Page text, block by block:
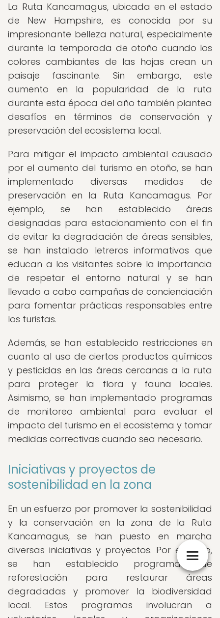
La Ruta Kancamagus, ubicada en el estado
de New Hampshire, es conocida por su
impresionante belleza natural, especialmente
durante la temporada de otoño cuando los
colores cambiantes de las hojas crean un
paisaje fascinante. Sin embargo, este
aumento en la popularidad de la ruta
durante esta época del año también plantea
desafíos en términos de conservación y
preservación del ecosistema local.
Para mitigar el impacto ambiental causado
por el aumento del turismo en otoño, se han
implementado diversas medidas de
preservación en la Ruta Kancamagus. Por
ejemplo, se han establecido áreas
designadas para estacionamiento con el fin
de evitar la degradación de áreas sensibles,
se han instalado letreros informativos que
educan a los visitantes sobre la importancia
de respetar el entorno natural y se han
llevado a cabo campañas de concienciación
para fomentar prácticas responsables entre
los turistas.
Además, se han establecido restricciones en
cuanto al uso de ciertos productos químicos
y pesticidas en las áreas cercanas a la ruta
para proteger la flora y fauna locales.
Asimismo, se han implementado programas
de monitoreo ambiental para evaluar el
impacto del turismo en el ecosistema y tomar
medidas correctivas cuando sea necesario.
Iniciativas y proyectos de
sostenibilidad en la zona
En un esfuerzo por promover la sostenibilidad
y la conservación en la zona de la Ruta
Kancamagus, se han puesto en marcha
diversas iniciativas y proyectos. Por ejemplo,
se han establecido programas de
reforestación para restaurar áreas
degradadas y promover la biodiversidad
local. Estos programas involucran a